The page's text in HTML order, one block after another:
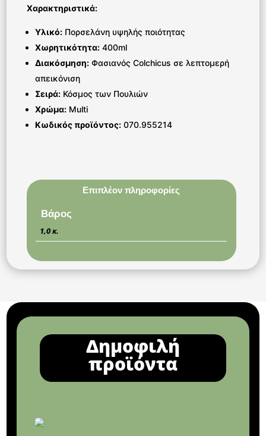
Χαρακτηριστικά:
Υλικό: Πορσελάνη υψηλής ποιότητας
Χωρητικότητα: 400ml
Διακόσμηση: Φασιανός Colchicus σε λεπτομερή
απεικόνιση
Σειρά: Κόσμος των Πουλιών
Χρώμα: Multi
Κωδικός προϊόντος: 070.955214
Επιπλέον πληροφορίες
Βάρος
1,0 κ.
Δημοφιλή
προϊόντα